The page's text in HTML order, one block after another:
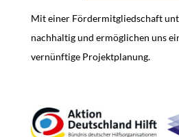
Mit einer Fördermitgliedschaft
nachhaltig und ermöglichen uns
vernünftige Projektplanung.